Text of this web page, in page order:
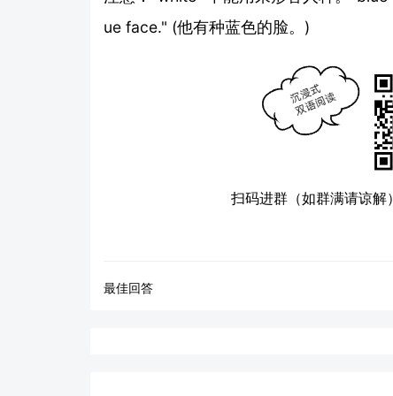
ue face." (他有种蓝色的脸。)
扫码进群（如群满请谅解）
最佳回答